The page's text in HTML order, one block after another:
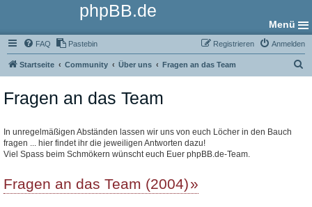
phpBB.de
Menü
FAQ Pastebin Anmelden
Registrieren
Startseite Community Über uns Fragen an das Team
Fragen an das Team
In unregelmäßigen Abständen lassen wir uns von euch Löcher in den Bauch
fragen ... hier findet ihr die jeweiligen Antworten dazu!
Viel Spass beim Schmökern wünscht euch Euer phpBB.de-Team.
Fragen an das Team (2004)